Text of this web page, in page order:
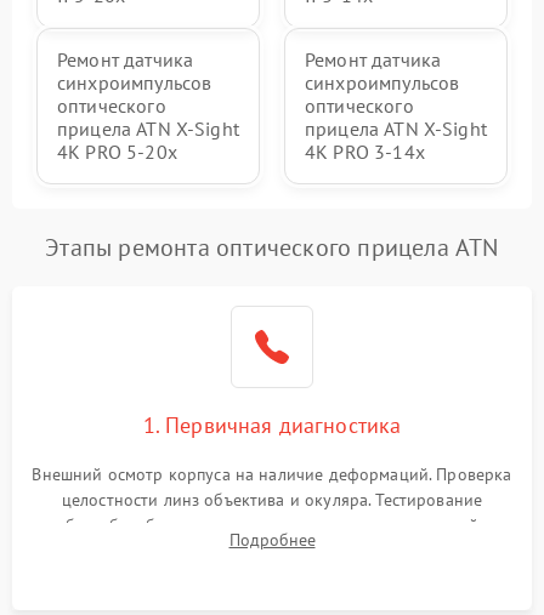
Ремонт датчика
синхроимпульсов
оптического
прицела ATN X-Sight
4K PRO 5-20x
Ремонт датчика
синхроимпульсов
оптического
прицела ATN X-Sight
4K PRO 3-14x
Этапы ремонта оптического прицела ATN
1. Первичная диагностика
Внешний осмотр корпуса на наличие деформаций. Проверка
целостности линз объектива и окуляра. Тестирование
работы барабанчиков ввода поправок, кольца отстройки
параллакса и зума. Выявление сколов, внутренних
Подробнее